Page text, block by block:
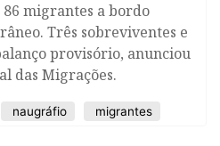
migrantes a bordo
Três sobreviventes e
provisório, anunciou
das Migrações.
naugráfio migrantes